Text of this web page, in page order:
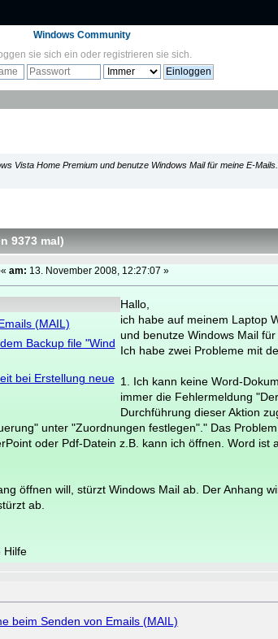
Windows Community
sie sich ein oder registrieren sie sich.
Vista Home Premium und benutze Windows Mail für meine E-
9373 mal )
«am: 13. November 2008, 12:27:07 »
(MAIL)
Backup file "Wind
bei Erstellung neue
Hallo,
ich habe auf meinem Laptop
und benutze Windows Mail
Ich habe zwei Probleme mit
1. Ich kann keine Word-
immer die Fehlermeldung
Durchführung dieser Aktion
unter "Zuordnungen festlegen"." Das
oder Pdf-Datein z.B. kann ich öffnen. Word ist
öffnen will, stürzt Windows Mail ab. Der Anhang
ab.
Hilfe
beim Senden von Emails (MAIL)